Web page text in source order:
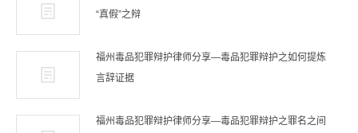
“真假”之辩
福州毒品犯罪辩护律师分享—毒品犯罪辩护之如何提炼
言辞证据
福州毒品犯罪辩护律师分享—毒品犯罪辩护之罪名之间